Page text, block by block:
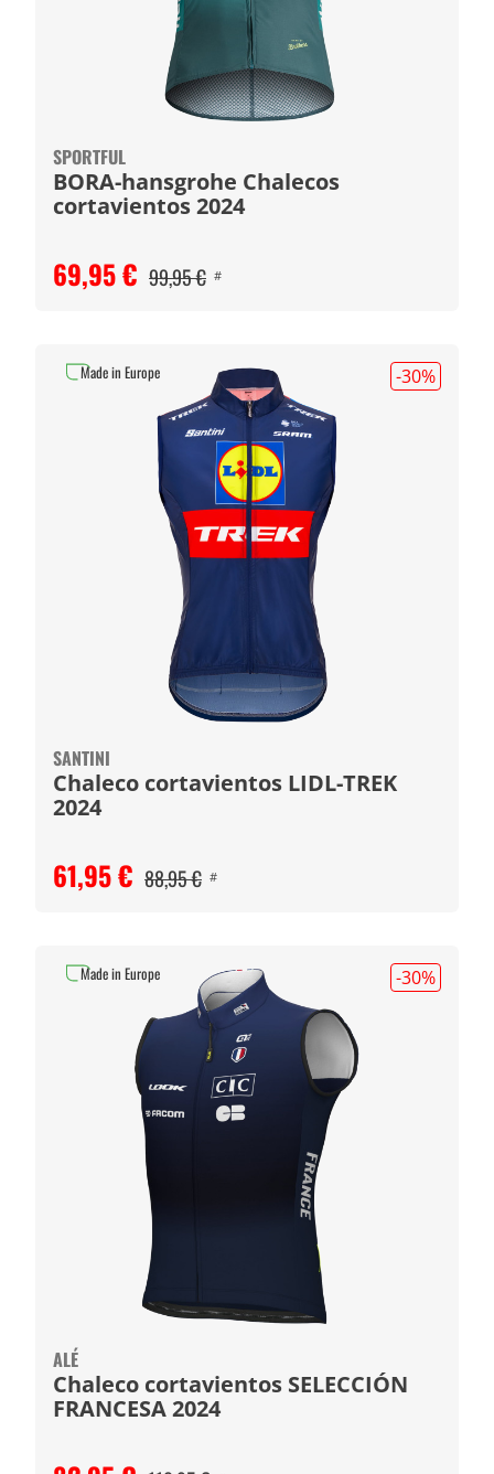
SPORTFUL
BORA-hansgrohe Chalecos
cortavientos 2024
69,95 € 99,95 € #
-30%
SANTINI
Chaleco cortavientos LIDL-TREK
2024
61,95 € 88,95 € #
Made in Europe
-30%
ALÉ
Chaleco cortavientos SELECCIÓN
FRANCESA 2024
Made in Europe